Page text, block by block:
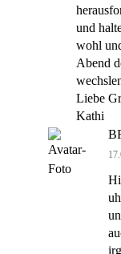
und
wohl
Abend
Liebe
Kathi